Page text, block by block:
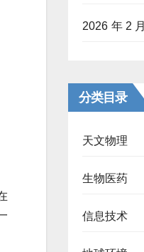
2026 年 2 月
分类目录
天文物理
生物医药
信息技术